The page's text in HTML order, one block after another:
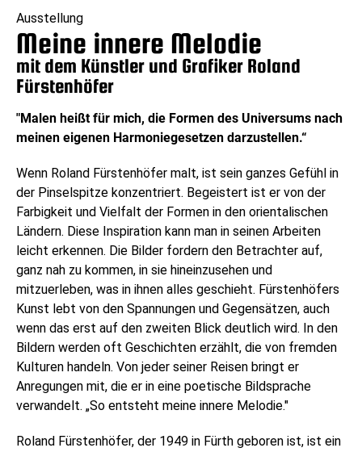
Ausstellung
Meine innere Melodie
mit dem Künstler und Grafiker Roland
Fürstenhöfer
"Malen heißt für mich, die Formen des Universums nach
meinen eigenen Harmoniegesetzen darzustellen.“
Wenn Roland Fürstenhöfer malt, ist sein ganzes Gefühl in
der Pinselspitze konzentriert. Begeistert ist er von der
Farbigkeit und Vielfalt der Formen in den orientalischen
Ländern. Diese Inspiration kann man in seinen Arbeiten
leicht erkennen. Die Bilder fordern den Betrachter auf,
ganz nah zu kommen, in sie hineinzusehen und
mitzuerleben, was in ihnen alles geschieht. Fürstenhöfers
Kunst lebt von den Spannungen und Gegensätzen, auch
wenn das erst auf den zweiten Blick deutlich wird. In den
Bildern werden oft Geschichten erzählt, die von fremden
Kulturen handeln. Von jeder seiner Reisen bringt er
Anregungen mit, die er in eine poetische Bildsprache
verwandelt. „So entsteht meine innere Melodie."
Roland Fürstenhöfer, der 1949 in Fürth geboren ist, ist ein